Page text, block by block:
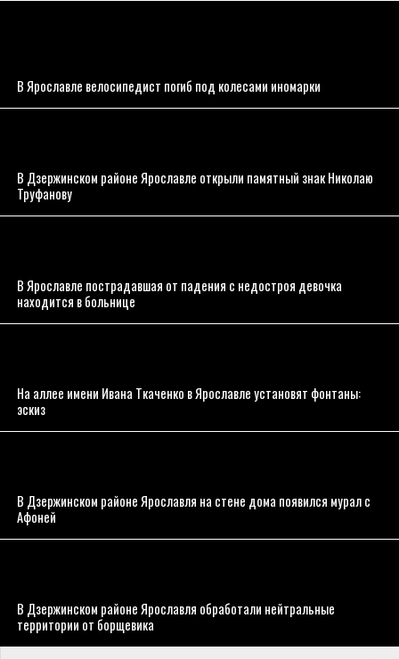
В Ярославле велосипедист погиб под колесами иномарки
В Дзержинском районе Ярославле открыли памятный знак Николаю
Труфанову
В Ярославле пострадавшая от падения с недостроя девочка
находится в больнице
На аллее имени Ивана Ткаченко в Ярославле установят фонтаны:
эскиз
В Дзержинском районе Ярославля на стене дома появился мурал с
Афоней
В Дзержинском районе Ярославля обработали нейтральные
территории от борщевика